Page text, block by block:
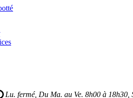
Lu. fermé, Du Ma. au Ve. 8h00 à 18h30,